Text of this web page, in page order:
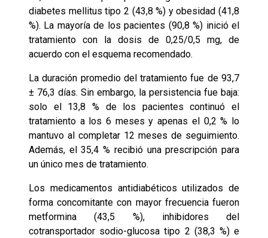
diabetes mellitus tipo 2 (43,8 %) y obesidad (41,8
%). La mayoría de los pacientes (90,8 %) inició el
tratamiento con la dosis de 0,25/0,5 mg, de
acuerdo con el esquema recomendado.
La duración promedio del tratamiento fue de 93,7
± 76,3 días. Sin embargo, la persistencia fue baja:
solo el 13,8 % de los pacientes continuó el
tratamiento a los 6 meses y apenas el 0,2 % lo
mantuvo al completar 12 meses de seguimiento.
Además, el 35,4 % recibió una prescripción para
un único mes de tratamiento.
Los medicamentos antidiabéticos utilizados de
forma concomitante con mayor frecuencia fueron
metformina (43,5 %), inhibidores del
cotransportador sodio-glucosa tipo 2 (38,3 %) e